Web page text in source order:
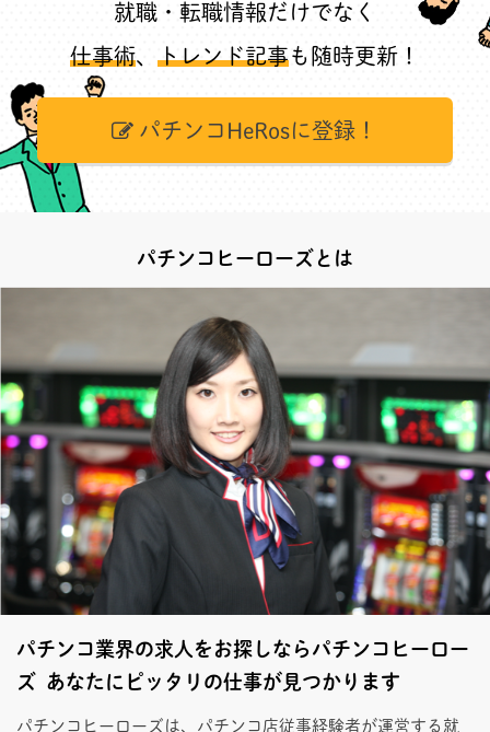
就職・転職情報だけでなく
仕事術、 トレンド記事も随時更新！
パチンコHeRosに登録！
パチンコヒーローズとは
パチンコ業界の求人をお探しならパチンコヒーロー
ズ あなたにピッタリの仕事が見つかります
パチンコヒーローズは、パチンコ店従事経験者が運営する就